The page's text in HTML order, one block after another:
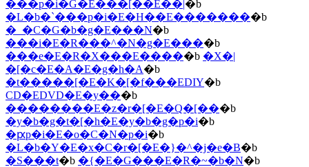
���p�i�G�݁E���[��E��|�b
�L�b�`���p�i�E�H��E��������b
�_�C�G�b�g�E���N�b
���i�E�R���^�N�g�E����b
���e�E�R�X���E�����b �X�|
�[�c�E�A�E�g�h�A�b
�t�����[�E�K�[�f���EDIY�b
CD�EDVD�E�y���b
��������E�z�r�[�E�Q�[���b
�y�b�g�t�[�h�E�y�b�g�p�i�b
�ԗp�i�E�o�C�N�p�i�b
�L�b�Y�E�x�C�r�[�E�}�^�j�e�B�b
�S���t�b �{�E�G���E�R�~�b�N�b